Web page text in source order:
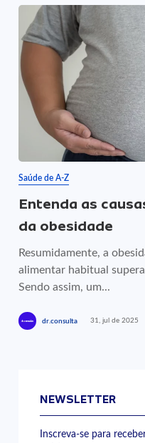
Saúde de A-Z
Entenda as
da obesidade
Resumidamente, a
alimentar habitual
Sendo assim, um...
dr.consulta 31, jul de 2025
NEWSLETTER
Inscreva-se para